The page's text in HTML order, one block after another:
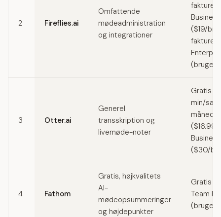
2 Fireflies.ai
Omfattende
mødeadministration
og integrationer
Business
($19/
3 Otter.ai
Generel
transskription og
livemøde-noter
Gratis
min/
måned)
Business
($30/
4 Fathom
Gratis, højkvalitets
AI-
mødeopsummeringer
og højdepunkter
Gratis
Team